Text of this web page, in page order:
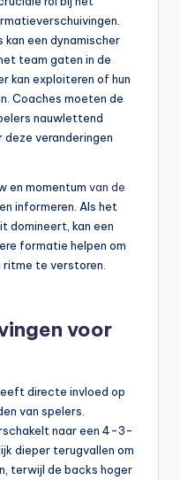
kan een dynamischer
team gaten in de
kan exploiteren of hun
Coaches moeten de
nauwlettend
deze veranderingen
en momentum van de
informeren. Als het
domineert, kan een
formatie helpen om
ritme te verstoren.
voor
directe invloed op
van spelers.
naar een 4-3-
dieper terugvallen om
terwijl de backs hoger